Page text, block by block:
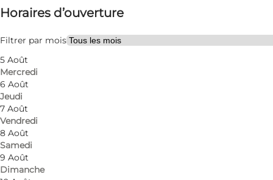
Horaires d’ouverture
Filtrer par mois
5 Août
Mercredi
6 Août
Jeudi
7 Août
Vendredi
8 Août
Samedi
9 Août
Dimanche
Gratuit
Visiter le site web
Helsingør's local museum is housed in the former